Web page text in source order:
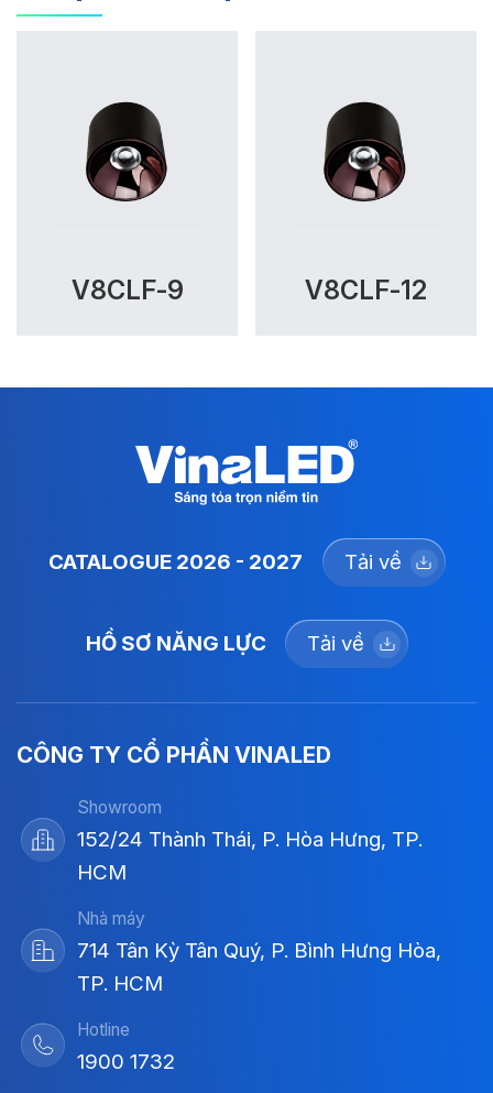
V8CLF-9 V8CLF-12
CATALOGUE 2026 - 2027 Tải về
HỒ SƠ NĂNG LỰC Tải về
CÔNG TY CỔ PHẦN VINALED
Showroom
152/24 Thành Thái, P. Hòa Hưng, TP.
HCM
Nhà máy
714 Tân Kỳ Tân Quý, P. Bình Hưng Hòa,
TP. HCM
Hotline
1900 1732